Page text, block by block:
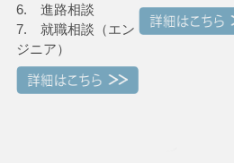
6. 進路相談
7. 就職相談（エン
ジニア）